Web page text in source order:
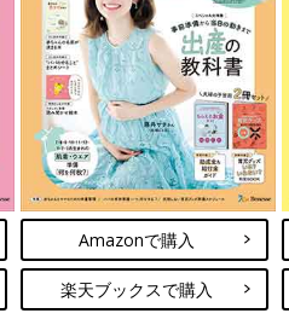
Amazonで購入
楽天ブックスで購入